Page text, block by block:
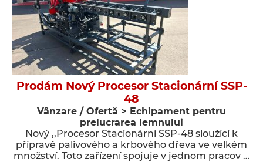
Prodám Nový Procesor Stacionární SSP-
48
Vânzare / Ofertă > Echipament pentru
prelucrarea lemnului
Nový ,,Procesor Stacionární SSP-48 sloužící k
přípravě palivového a krbového dřeva ve velkém
množství. Toto zařízení spojuje v jednom pracov …